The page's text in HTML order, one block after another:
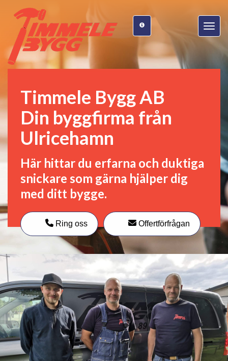
Toggle
Timmele Bygg AB
Din byggfirma från
Ulricehamn
Här hittar du erfarna och duktiga
snickare som gärna hjälper dig
med ditt bygge.
Ring oss Offertförfrågan